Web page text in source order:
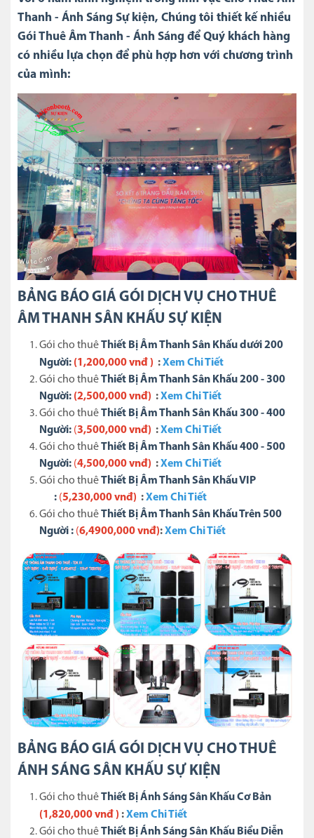
Thanh - Ánh Sáng Sự kiện, Chúng tôi thiết kế nhiều
Gói Thuê Âm Thanh - Ánh Sáng để Quý khách hàng
có nhiều lựa chọn để phù hợp hơn với chương trình
của mình:
BẢNG BÁO GIÁ GÓI DỊCH VỤ CHO THUÊ
ÂM THANH SÂN KHẤU SỰ KIỆN
Gói cho thuêThiết Bị Âm Thanh Sân Khấu dưới 200
Người: (1,200,000 vnđ ) :Xem Chi Tiết
Gói cho thuêThiết Bị Âm Thanh Sân Khấu200 - 300
Người: (2,500,000 vnđ) :Xem Chi Tiết
Gói cho thuêThiết Bị Âm Thanh Sân Khấu 300 - 400
Người: (3,500,000 vnđ) :Xem Chi Tiết
Gói cho thuêThiết Bị Âm Thanh Sân Khấu 400 - 500
Người: (4,500,000 vnđ) :Xem Chi Tiết
Gói cho thuêThiết Bị Âm Thanh Sân Khấu VIP
: (5,230,000 vnđ) :Xem Chi Tiết
Gói cho thuêThiết Bị Âm Thanh Sân Khấu Trên 500
Người : (6,4900,000vnđ):Xem Chi Tiết
BẢNG BÁO GIÁ GÓI DỊCH VỤ CHO THUÊ
ÁNH SÁNG SÂN KHẤU SỰ KIỆN
Gói cho thuêThiết Bị Ánh Sáng Sân Khấu Cơ Bản
(1,820,000 vnđ ) :Xem Chi Tiết
Gói cho thuêThiết Bị Ánh Sáng Sân Khấu Biểu Diễn